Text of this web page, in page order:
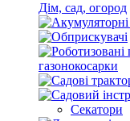
Дім, сад, огород
газонокосарки
Секатори